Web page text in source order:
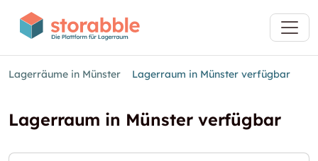
Lagerräume in Münster Lagerraum in Münster verfügbar
Lagerraum in Münster verfügbar